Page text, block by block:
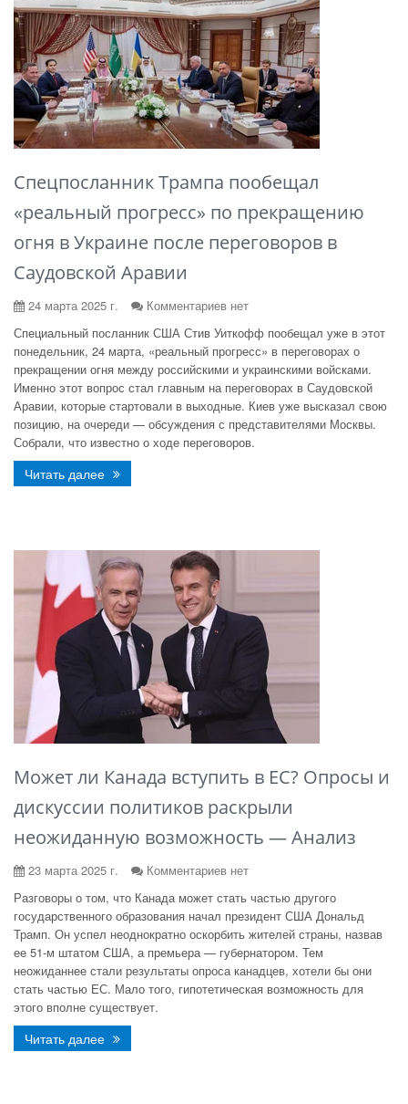
Спецпосланник Трампа пообещал
«реальный прогресс» по прекращению
огня в Украине после переговоров в
Саудовской Аравии
24 марта 2025 г.
Комментариев нет
Специальный посланник США Стив Уиткофф пообещал уже в этот
понедельник, 24 марта, «реальный прогресс» в переговорах о
прекращении огня между российскими и украинскими войсками.
Именно этот вопрос стал главным на переговорах в Саудовской
Аравии, которые стартовали в выходные. Киев уже высказал свою
позицию, на очереди — обсуждения с представителями Москвы.
Собрали, что известно о ходе переговоров.
Читать далее
Может ли Канада вступить в ЕС? Опросы и
дискуссии политиков раскрыли
неожиданную возможность — Анализ
23 марта 2025 г.
Комментариев нет
Разговоры о том, что Канада может стать частью другого
государственного образования начал президент США Дональд
Трамп. Он успел неоднократно оскорбить жителей страны, назвав
ее 51-м штатом США, а премьера — губернатором. Тем
неожиданнее стали результаты опроса канадцев, хотели бы они
стать частью ЕС. Мало того, гипотетическая возможность для
этого вполне существует.
Читать далее